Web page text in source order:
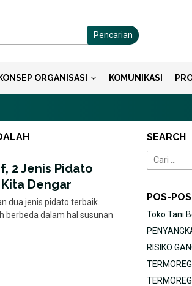
Pencarian
KONSEP ORGANISASI KOMUNIKASI
2 Jenis Pidato
Dengar
dua jenis pidato terbaik.
berbeda dalam hal susunan
SEARCH
Cari
untuk:
POS-
Toko Tani
RISIKO